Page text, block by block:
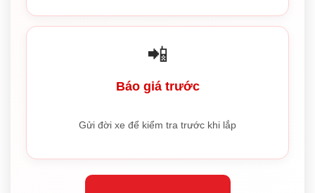
📲
Báo giá trước
Gửi đời xe để kiểm tra trước khi lắp